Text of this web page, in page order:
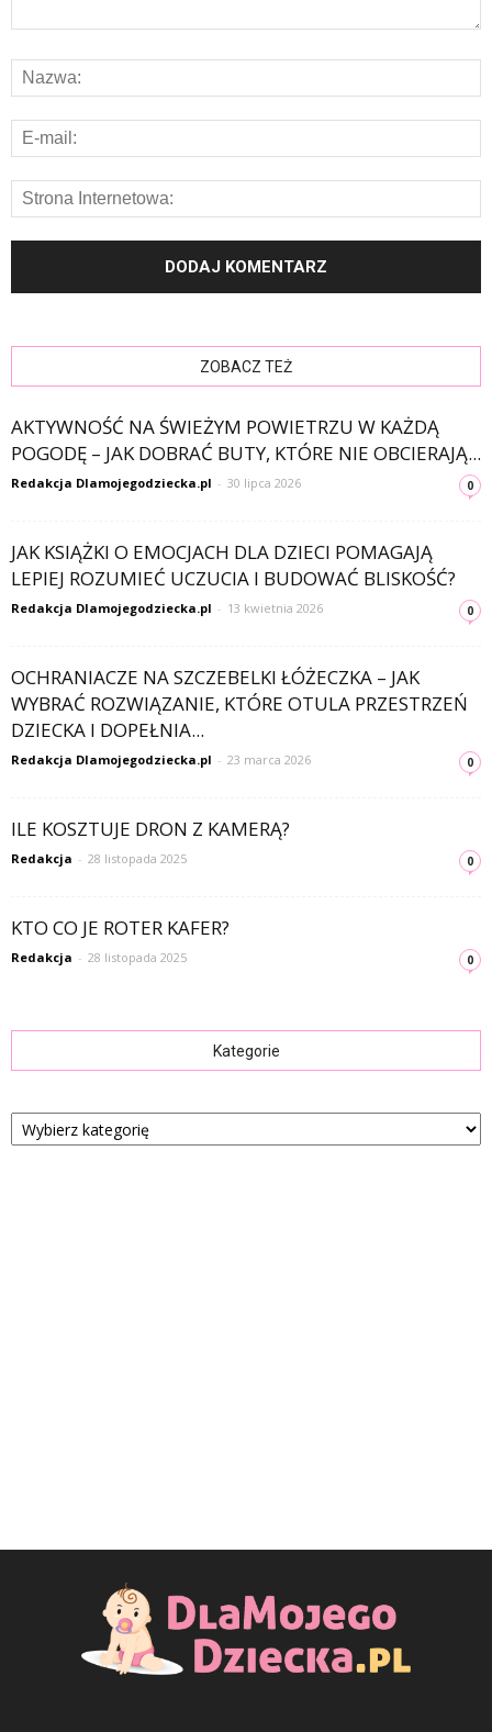
ZOBACZ TEŻ
AKTYWNOŚĆ NA ŚWIEŻYM POWIETRZU W KAŻDĄ
POGODĘ – JAK DOBRAĆ BUTY, KTÓRE NIE OBCIERAJĄ...
Redakcja Dlamojegodziecka.pl - 30 lipca 2026 0
JAK KSIĄŻKI O EMOCJACH DLA DZIECI POMAGAJĄ
LEPIEJ ROZUMIEĆ UCZUCIA I BUDOWAĆ BLISKOŚĆ?
Redakcja Dlamojegodziecka.pl - 13 kwietnia 2026 0
OCHRANIACZE NA SZCZEBELKI ŁÓŻECZKA – JAK
WYBRAĆ ROZWIĄZANIE, KTÓRE OTULA PRZESTRZEŃ
DZIECKA I DOPEŁNIA...
Redakcja Dlamojegodziecka.pl - 23 marca 2026 0
ILE KOSZTUJE DRON Z KAMERĄ?
Redakcja - 28 listopada 2025 0
KTO CO JE ROTER KAFER?
Redakcja - 28 listopada 2025 0
Kategorie
Kategorie